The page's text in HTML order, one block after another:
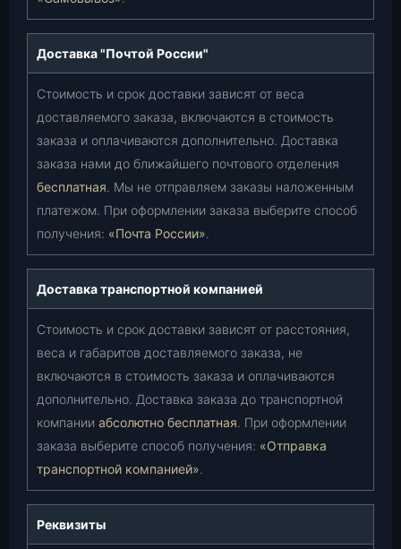
Доставка "Почтой России"
Стоимость и срок доставки зависят от веса
доставляемого заказа, включаются в стоимость
заказа и оплачиваются дополнительно. Доставка
заказа нами до ближайшего почтового отделения
бесплатная. Мы не отправляем заказы наложенным
платежом. При оформлении заказа выберите способ
получения: «Почта России».
Доставка транспортной компанией
Стоимость и срок доставки зависят от расстояния,
веса и габаритов доставляемого заказа, не
включаются в стоимость заказа и оплачиваются
дополнительно. Доставка заказа до транспортной
компании абсолютно бесплатная. При оформлении
заказа выберите способ получения: «Отправка
транспортной компанией».
Реквизиты